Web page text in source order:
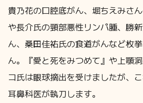
貴乃花の口腔底がん、堀ちえみさ
や長介氏の頸部悪性リンパ腫、勝
ん、桑田佳祐氏の食道がんなど枚
ん。『愛と死をみつめて』や上顎
コ氏は眼球摘出を受けましたが、
耳鼻科医が執刀します。